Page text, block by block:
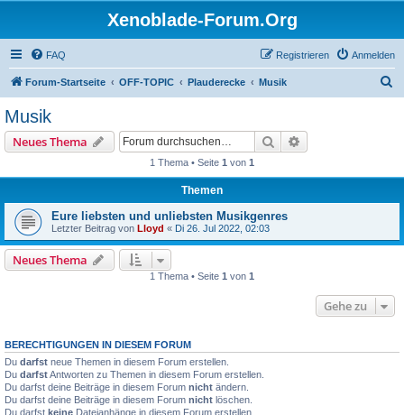
Xenoblade-Forum.Org
FAQ Anmelden
Registrieren
Forum-Startseite OFF-TOPIC Plauderecke Musik
Musik
Neues Thema Suche
1 Thema • Seite 1 von 1
Themen
Eure liebsten und unliebsten Musikgenres
Letzter Beitrag von Lloyd « Di 26. Jul 2022, 02:03
Neues Thema
1 Thema • Seite 1 von 1
Gehe zu
BERECHTIGUNGEN IN DIESEM FORUM
Du darfst neue Themen in diesem Forum erstellen.
Du darfstAntworten zu Themen in diesem Forum erstellen.
Du darfst deine Beiträge in diesem Forum nicht ändern.
Du darfst deine Beiträge in diesem Forum nicht löschen.
Du darfst keine Dateianhänge in diesem Forum erstellen.